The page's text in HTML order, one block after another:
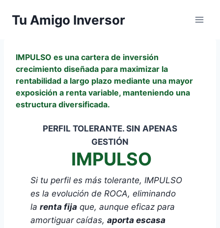
Tu Amigo Inversor
IMPULSO es una cartera de inversión
crecimiento diseñada para maximizar la
rentabilidad a largo plazo mediante una mayor
exposición a renta variable, manteniendo una
estructura diversificada.
PERFIL TOLERANTE. SIN APENAS
GESTIÓN
IMPULSO
Si tu perfil es más tolerante, IMPULSO
es la evolución de ROCA, eliminando
la renta fija que, aunque eficaz para
amortiguar caídas, aporta escasa